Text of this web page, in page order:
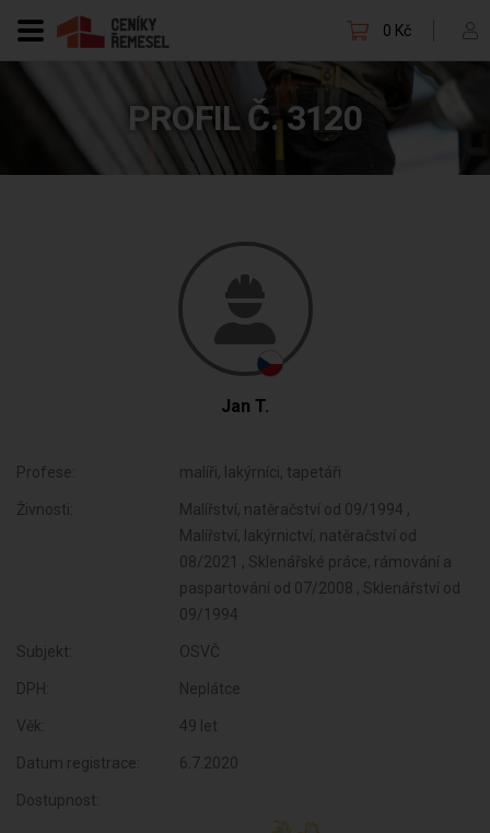
0 Kč
PROFIL Č. 3120
Jan T.
Profese: malíři, lakýrníci, tapetáři
Živnosti:
Malířství, natěračství od 09/1994 ,
Malířství, lakýrnictví, natěračství od
08/2021 , Sklenářské práce, rámování a
paspartování od 07/2008 , Sklenářství od
09/1994
Subjekt: OSVČ
DPH: Neplátce
Věk: 49 let
Datum registrace: 6.7.2020
Dostupnost: